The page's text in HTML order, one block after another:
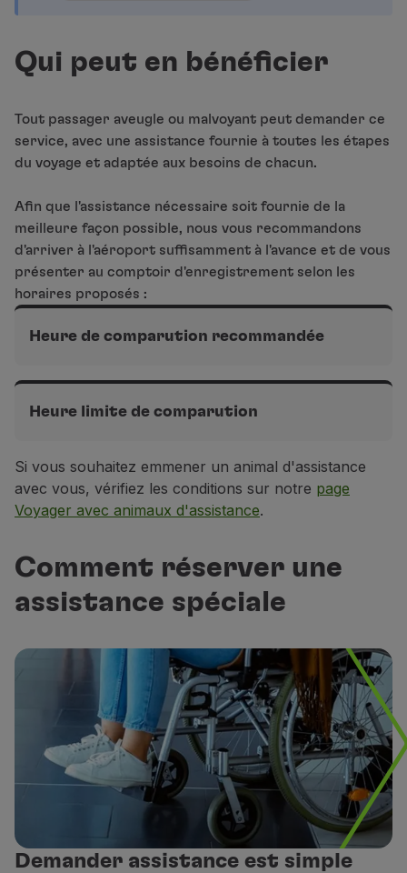
Gérer de réservation
Gestion des Réserves
Facture en ligne
Bons TAP
Extras
Assurance Voyage
Hébergement
Enregistrement
Informations d'Enregistrement
TAP Miles&Go
Découvrez le Programme
Utiliser des miles
Partenaires
Centre d'aide
Questions frequentes
Demandes et réclamations
Informations utiles
Remboursements
Facture en ligne
Bagages perdus / endommagés
Vol retardé / annulé
Qui peut en bénéficier
Tout passager aveugle ou malvoyant peut demander ce
service, avec une assistance fournie à toutes les étapes
du voyage et adaptée aux besoins de chacun.
Afin que l'assistance nécessaire soit fournie de la
meilleure façon possible, nous vous recommandons
d'arriver à l'aéroport suffisamment à l'avance et de vous
présenter au comptoir d'enregistrement selon les
horaires proposés :
Heure de comparution recommandée
3h avant le départ
2h avant le départ
Heure limite de comparution
Vols intercontinentaux
2h avant le départ
1h30 avant le départ
Si vous souhaitez emmener un animal d'assistance
avec vous, vérifiez les conditions sur notre page
Voyager avec animaux d'assistance.
Comment réserver une
assistance spéciale
Demander assistance est simple